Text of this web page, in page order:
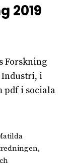
2019
Forskning
Industri, i
pdf i sociala